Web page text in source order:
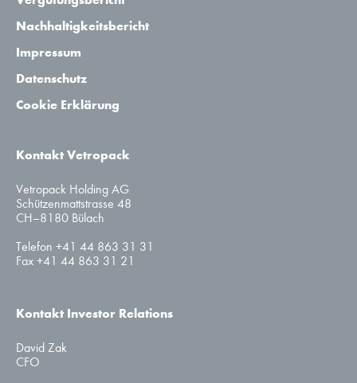
Nachhaltigkeitsbericht
Impressum
Datenschutz
Cookie Erklärung
Kontakt Vetropack
Vetropack Holding AG
Schützenmattstrasse 48
CH–8180 Bülach
Telefon +41 44 863 31 31
Fax +41 44 863 31 21
Kontakt Investor Relations
David Zak
CFO